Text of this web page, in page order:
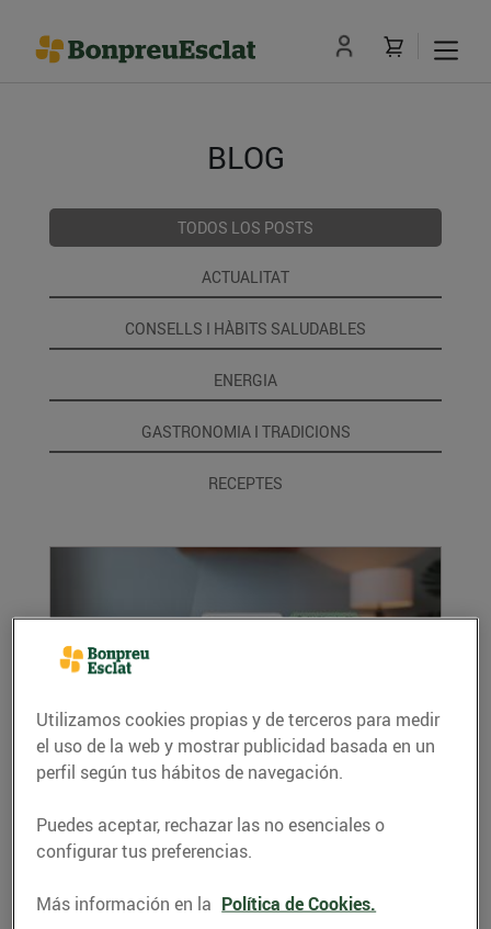
BLOG
TODOS LOS POSTS
ACTUALITAT
CONSELLS I HÀBITS SALUDABLES
ENERGIA
GASTRONOMIA I TRADICIONS
RECEPTES
Dispositius intel·ligents per estalviar
resultats
07/enero/2026
renunciar a la comoditat? Els dispositius...
Utilizamos cookies propias y de terceros para medir
el uso de la web y mostrar publicidad basada en un
perfil según tus hábitos de navegación.
Puedes aceptar, rechazar las no esenciales o
configurar tus preferencias.
Más información en la Política de Cookies.